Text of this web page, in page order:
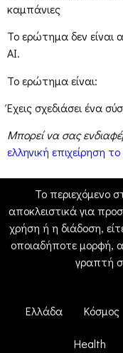
καμπάνιες
Το ερώτημα δεν είναι
AI.
Το ερώτημα είναι:
Έχεις σχεδιάσει ένα
Μπορεί να σας
ελληνική επιχείρηση
Το περιεχόμενο
αποκλειστικά για
χρήση ή η διάδοση,
οποιαδήποτε μορφή,
γραπτή
Ελλάδα Κόσμος
Health